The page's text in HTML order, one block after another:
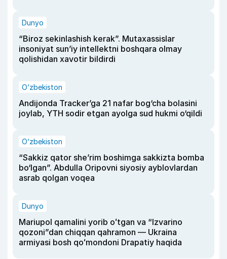
Dunyo
“Biroz sekinlashish kerak”. Mutaxassislar
insoniyat sun’iy intellektni boshqara olmay
qolishidan xavotir bildirdi
O‘zbekiston
Andijonda Tracker’ga 21 nafar bog‘cha bolasini
joylab, YTH sodir etgan ayolga sud hukmi o‘qildi
O‘zbekiston
“Sakkiz qator she’rim boshimga sakkizta bomba
bo‘lgan”. Abdulla Oripovni siyosiy ayblovlardan
asrab qolgan voqea
Dunyo
Mariupol qamalini yorib oʻtgan va “Izvarino
qozoni”dan chiqqan qahramon — Ukraina
armiyasi bosh qoʻmondoni Drapatiy haqida